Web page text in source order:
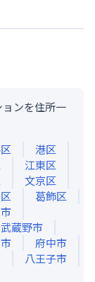
ンを住所一
港区
江東区
文京区
葛飾区
武蔵野市
府中市
八王子市